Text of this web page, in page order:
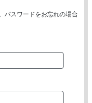
パスワードをお忘れの場合